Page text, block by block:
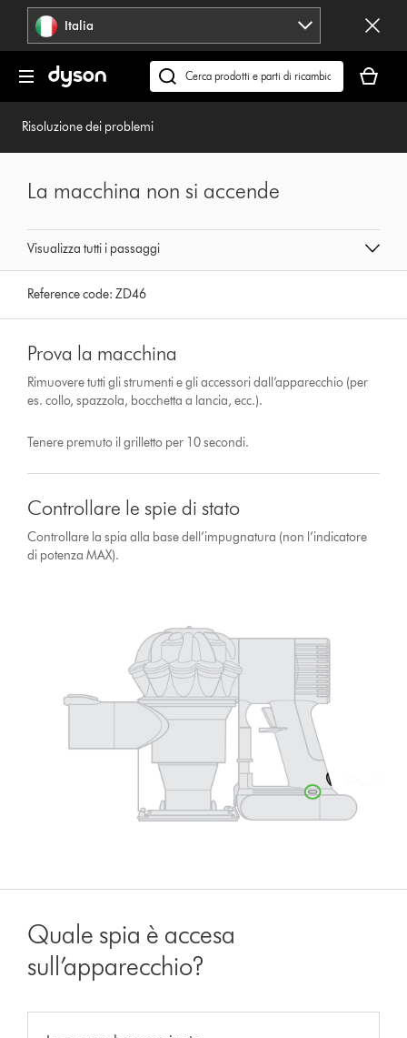
navigazione Italia
Cerca
su
carrello
è
Risoluzione dei problemi
Visualizza tutti i passaggi
La macchina non si accende
Reference code:ZD46
Prova la macchina
Rimuovere tutti gli strumenti e gli accessori dall’apparecchio (per
es. collo, spazzola, bocchetta a lancia, ecc.).
Tenere premuto il grilletto per 10 secondi.
Controllare le spie di stato
Controllare la spia alla base dell’impugnatura (non l’indicatore
di potenza MAX).
Quale spia è accesa
sull’apparecchio?